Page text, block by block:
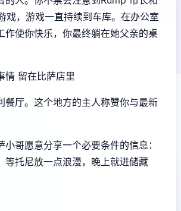
戏，游戏一直持续到车库。在办公室
作使你快乐，你最终躺在她父亲的桌
情 留在比萨店里
餐厅。这个地方的主人称赞你与最新
小哥愿意分享一个必要条件的信息：
等托尼放一点浪漫，晚上就进储藏